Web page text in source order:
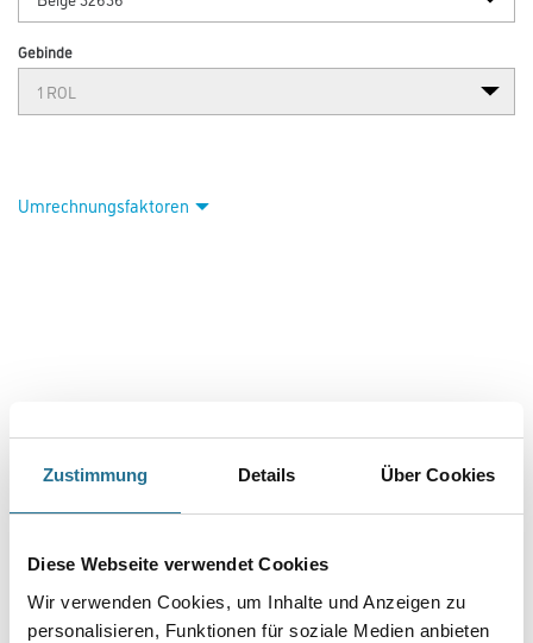
Zustimmung Details Über Cookies
Diese Webseite verwendet Cookies
Wir verwenden Cookies, um Inhalte und Anzeigen zu
personalisieren, Funktionen für soziale Medien anbieten
Gebinde
Umrechnungsfaktoren
PRODUKTEIGENSCHAFTEN
ZUSATZINFOS